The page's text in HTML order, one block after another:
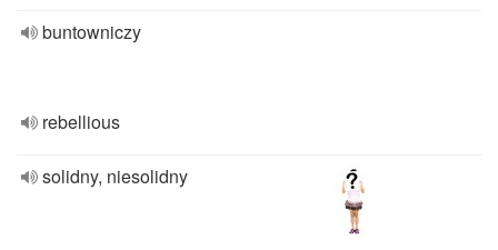
buntowniczy
rebellious
solidny, niesolidny